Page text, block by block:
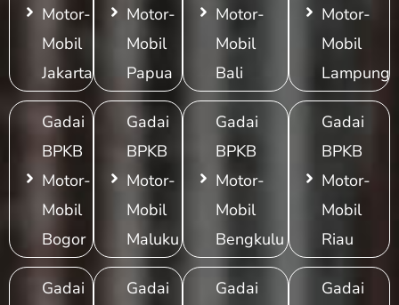
Motor-
Mobil
Jakarta
Gadai
BPKB
Motor-
Mobil
Bogor
Gadai
Motor-
Mobil
Papua
Gadai
BPKB
Motor-
Mobil
Maluku
Gadai
Motor-
Mobil
Bali
Gadai
BPKB
Motor-
Mobil
Bengkulu
Gadai
Motor-
Mobil
Lampung
Gadai
BPKB
Motor-
Mobil
Riau
Gadai